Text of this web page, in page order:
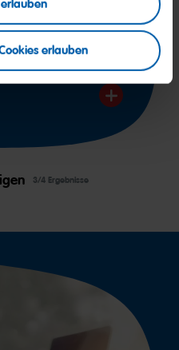
erlauben
– 21:00
des
3/4 Ergebnisse